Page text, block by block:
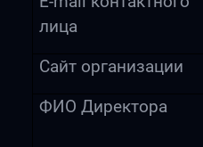
лица
Сайт организации
ФИО Директора